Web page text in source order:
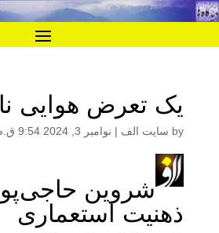
یک تعرض هوایی
by سایت الف | نوامبر 3, 2024 9:54 ق.ظ
شروین
ذهنیت استعماری